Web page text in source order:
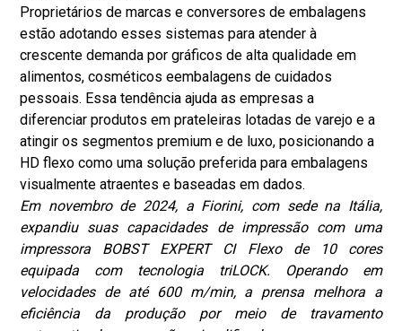
Proprietários de marcas e conversores de embalagens
estão adotando esses sistemas para atender à
crescente demanda por gráficos de alta qualidade em
alimentos, cosméticos eembalagens de cuidados
pessoais. Essa tendência ajuda as empresas a
diferenciar produtos em prateleiras lotadas de varejo e a
atingir os segmentos premium e de luxo, posicionando a
HD flexo como uma solução preferida para embalagens
visualmente atraentes e baseadas em dados.
Em novembro de 2024, a Fiorini, com sede na Itália,
expandiu suas capacidades de impressão com uma
impressora BOBST EXPERT CI Flexo de 10 cores
equipada com tecnologia triLOCK. Operando em
velocidades de até 600 m/min, a prensa melhora a
eficiência da produção por meio de travamento